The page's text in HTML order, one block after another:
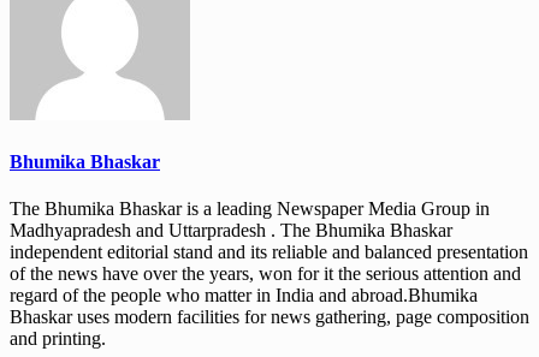
Bhumika Bhaskar
The Bhumika Bhaskar is a leading Newspaper Media Group in
Madhyapradesh and Uttarpradesh . The Bhumika Bhaskar
independent editorial stand and its reliable and balanced presentation
of the news have over the years, won for it the serious attention and
regard of the people who matter in India and abroad.Bhumika
Bhaskar uses modern facilities for news gathering, page composition
and printing.